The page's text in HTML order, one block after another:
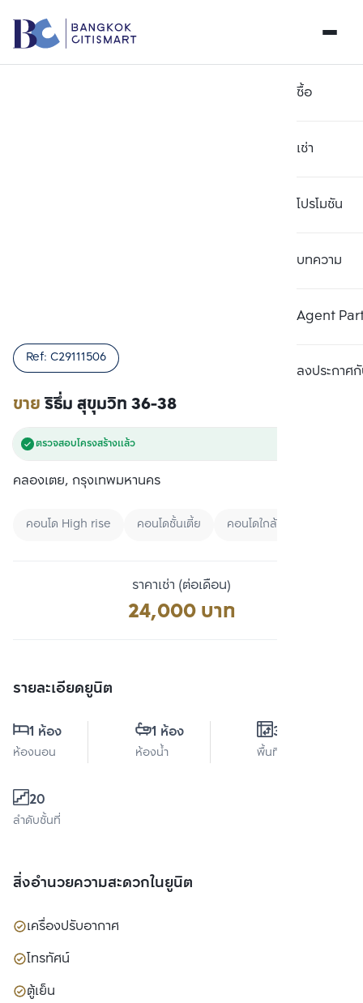
ซื้อ
เช่า
โปรโมชัน
บทความ
Agent
ลงประกาศกั
ขายริธึ่ม สุขุมวิท 36-38
Ref: C29111506
ตรวจสอบโครงสร้างแล้ว
คลองเตย, กรุงเทพมหานคร
คอนโด High rise คอนโดชั้นเตี้ย คอนโดใกล้ BTS
ราคาเช่า (ต่อเดือน)
24,000 บาท
รายละเอียดยูนิต
1 ห้อง
ห้องนอน
1 ห้อง
ห้องน้ำ
33 ตร.ม.
พื้นที่ใช้สอย
20
ลำดับชั้นที่
สิ่งอำนวยความสะดวกในยูนิต
เครื่องปรับอากาศ
โทรทัศน์
ตู้เย็น